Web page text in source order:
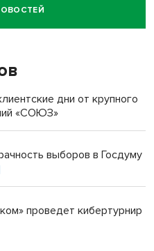
за смерть
дни от крупного
«СОЮЗ»
выборов в Госдуму
проведет кибертурнир